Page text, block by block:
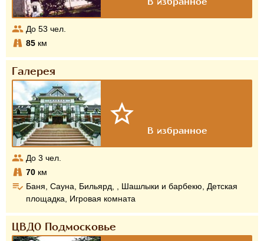
До 53 чел.
85 км
Галерея
До 3 чел.
70 км
Баня, Сауна, Бильярд, , Шашлыки и барбекю, Детская
площадка, Игровая комната
ЦВДО Подмосковье